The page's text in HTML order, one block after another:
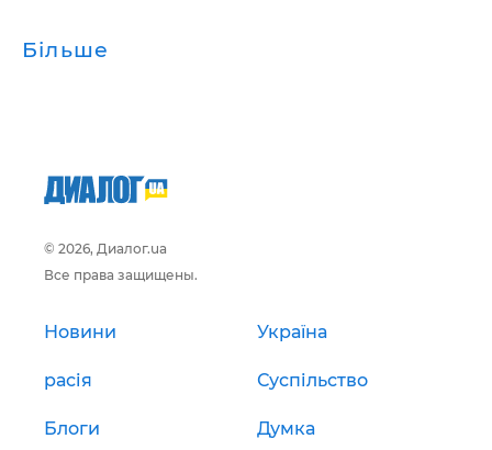
Більше
© 2026, Диалог.ua
Все права защищены.
Новини Україна
расія Суспільство
Блоги Думка